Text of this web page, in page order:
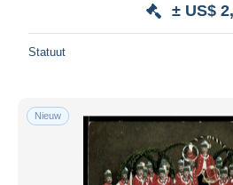
± US$
Statuut
Nieuw